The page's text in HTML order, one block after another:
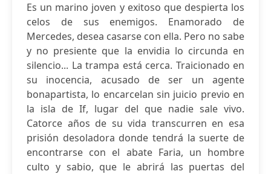
Es un marino joven y exitoso que despierta los
celos de sus enemigos. Enamorado de
Mercedes, desea casarse con ella. Pero no sabe
y no presiente que la envidia lo circunda en
silencio... La trampa está cerca. Traicionado en
su inocencia, acusado de ser un agente
bonapartista, lo encarcelan sin juicio previo en
la isla de If, lugar del que nadie sale vivo.
Catorce años de su vida transcurren en esa
prisión desoladora donde tendrá la suerte de
encontrarse con el abate Faria, un hombre
culto y sabio, que le abrirá las puertas del